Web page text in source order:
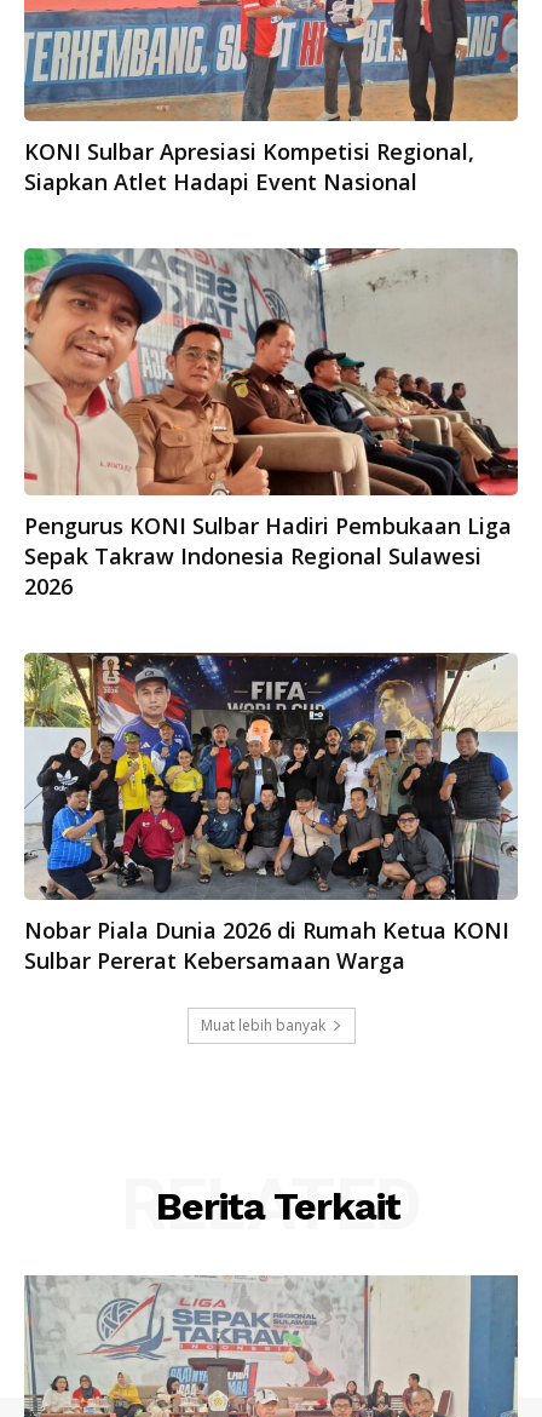
KONI Sulbar Apresiasi Kompetisi Regional,
Siapkan Atlet Hadapi Event Nasional
Pengurus KONI Sulbar Hadiri Pembukaan Liga
Sepak Takraw Indonesia Regional Sulawesi
2026
Nobar Piala Dunia 2026 di Rumah Ketua KONI
Sulbar Pererat Kebersamaan Warga
Muat lebih banyak
Berita Terkait
RELATED